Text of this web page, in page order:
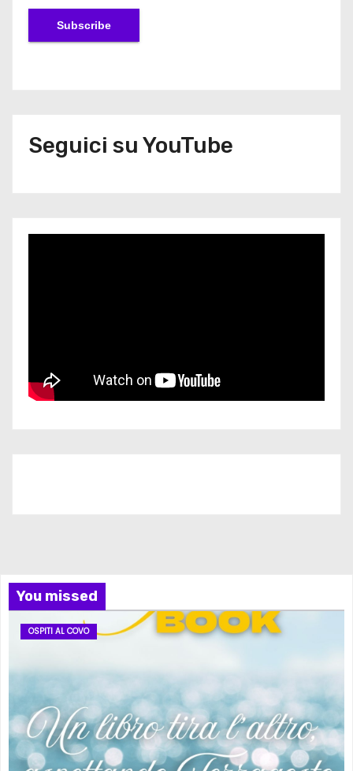
Seguici su YouTube
You missed
OSPITI AL COVO